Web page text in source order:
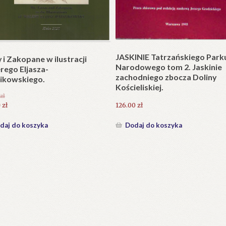
składany). Wydanie
do koszyka
Plakat w wersji składanej.